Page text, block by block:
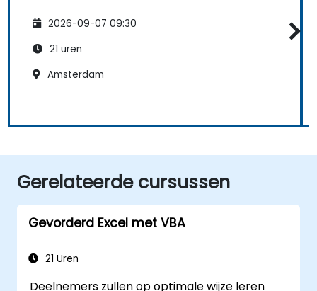
2026-09-07 09:30
21 uren
Amsterdam
Gerelateerde cursussen
Gevorderd Excel met VBA
21 Uren
Deelnemers zullen op optimale wijze leren